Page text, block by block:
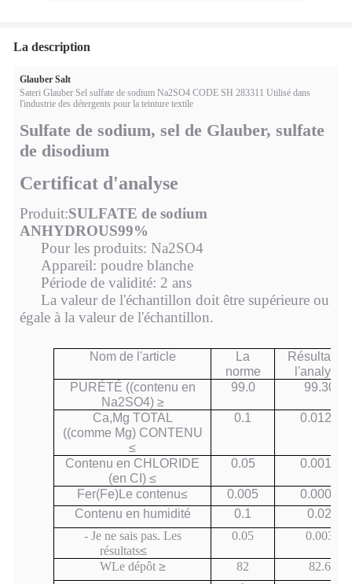
La description
Glauber Salt
Sateri Glauber Sel sulfate de sodium Na2SO4 CODE SH 283311 Utilisé dans
l'industrie des détergents pour la teinture textile
Sulfate de sodium, sel de Glauber, sulfate
de disodium
Certificat d'analyse
Produit:SULFATE de sodium
ANHYDROUS99%
Pour les produits: Na2SO4
Appareil: poudre blanche
Période de validité: 2 ans
La valeur de l'échantillon doit être supérieure ou
égale à la valeur de l'échantillon.
Nom de l'article
La
norme
Résultat de
l'analyse
PURÉTÉ ((contenu en
Na2SO4) ≥
99.0 99.30
Ca,Mg TOTAL
((comme Mg) CONTENU
≤
0.1 0.012
Contenu en CHLORIDE
(en CI) ≤
0.05 0.0015
Fer(Fe)Le contenu≤ 0.005 0.0001
Contenu en humidité
0.1 0.02
- Je ne sais pas. Les
résultats≤
0.05 0.003
WLe dépôt ≥ 82
82.6